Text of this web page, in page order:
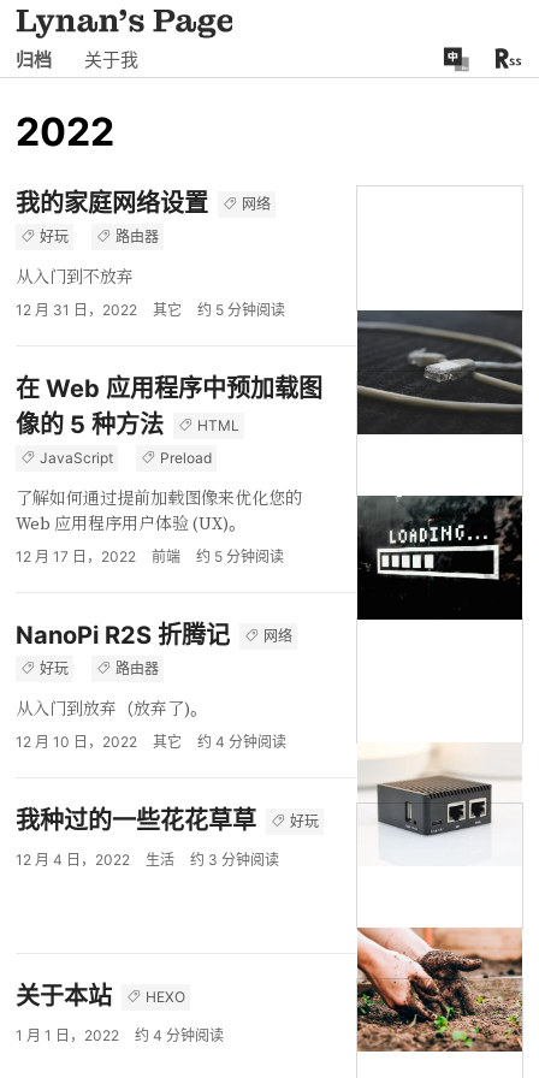
归档 关于我
2022
我的家庭网络设置
网络
好玩
路由器
从入门到不放弃
12 月 31 日，2022 其它 约 5 分钟阅读
在 Web 应用程序中预加载图
像的 5 种方法
HTML
JavaScript
Preload
了解如何通过提前加载图像来优化您的
Web 应用程序用户体验 (UX)。
12 月 17 日，2022 前端 约 5 分钟阅读
NanoPi R2S 折腾记
网络
好玩
路由器
从入门到放弃（放弃了)。
12 月 10 日，2022 其它 约 4 分钟阅读
我种过的一些花花草草 好玩
12 月 4 日，2022 生活 约 3 分钟阅读
关于本站 HEXO
1 月 1 日，2022 约 4 分钟阅读